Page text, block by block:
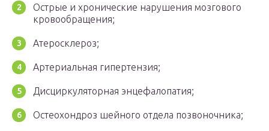
Острые и хронические нарушения мозгового
кровообращения;
Атеросклероз;
Артериальная гипертензия;
Дисциркуляторная энцефалопатия;
Остеохондроз шейного отдела позвоночника;